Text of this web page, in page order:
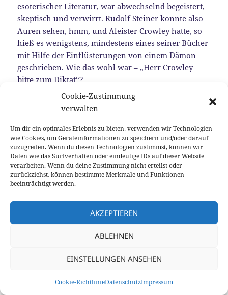
Cookie-Zustimmung
verwalten
Um dir ein optimales Erlebnis zu bieten, verwenden wir Technologien
wie Cookies, um Geräteinformationen zu speichern und/oder darauf
zuzugreifen. Wenn du diesen Technologien zustimmst, können wir
Daten wie das Surfverhalten oder eindeutige IDs auf dieser Website
verarbeiten. Wenn du deine Zustimmung nicht erteilst oder
zurückziehst, können bestimmte Merkmale und Funktionen
beeinträchtigt werden.
AKZEPTIEREN
ABLEHNEN
EINSTELLUNGEN ANSEHEN
Cookie-RichtlinieDatenschutzImpressum
esoterischer Literatur, war abwechselnd begeistert,
skeptisch und verwirrt. Rudolf Steiner konnte also
Auren sehen, hmm, und Aleister Crowley hatte, so
hieß es wenigstens, mindestens eines seiner Bücher
mit Hilfe der Einflüsterungen von einem Dämon
geschrieben. Wie das wohl war – „Herr Crowley
bitte zum Diktat“?
Am interessantesten aber waren die Tarotkarten. Sie
auch noch von einem gewissen Rider Waite.
Außerdem konnte man ja auch noch pendeln,
Horoskope ausrechnen und Herr von Däniken
berichtete über außerirdische Mayas. So in etwa
stellte sich mir das damals dar. Mit 14 Jahren ist die
Welt verwirrend, aber wenigstens noch
übersichtlich.
Ein paar Jahre später habe ich dann Psychologie
studiert und meine esoterischen Interessen wurden
Naturwissenschaft und ihre Erklärungsmodelle
Geblieben ist mir aber stets die Faszination der